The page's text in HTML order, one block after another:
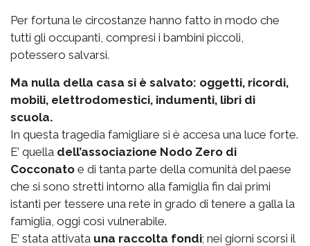
Per fortuna le circostanze hanno fatto in modo che
tutti gli occupanti, compresi i bambini piccoli,
potessero salvarsi.
Ma nulla della casa si è salvato: oggetti, ricordi,
mobili, elettrodomestici, indumenti, libri di
scuola.
In questa tragedia famigliare si è accesa una luce forte.
E’ quella dell’associazione Nodo Zero di
Cocconato e di tanta parte della comunità del paese
che si sono stretti intorno alla famiglia fin dai primi
istanti per tessere una rete in grado di tenere a galla la
famiglia, oggi così vulnerabile.
E’ stata attivata una raccolta fondi; nei giorni scorsi il